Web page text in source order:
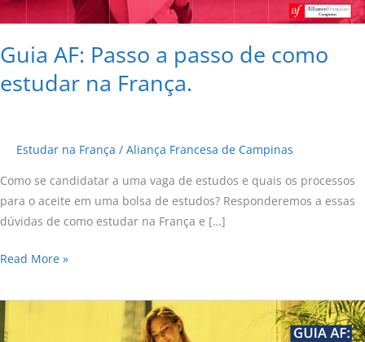
Guia AF: Passo a passo de como
estudar na França.
Estudar na França / Aliança Francesa de Campinas
Como se candidatar a uma vaga de estudos e quais os processos
para o aceite em uma bolsa de estudos? Responderemos a essas
dúvidas de como estudar na França e […]
estudar
na
França.
Read More »
Guia
AF: